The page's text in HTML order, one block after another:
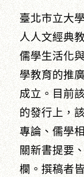
臺北市立大
人人文經典
儒學生活化
學教育的推
成立。目前
的發行上，
專論、儒學
關新書提要
欄。撰稿者